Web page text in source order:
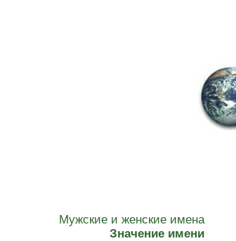
Мужские и женские имена
Значение имени